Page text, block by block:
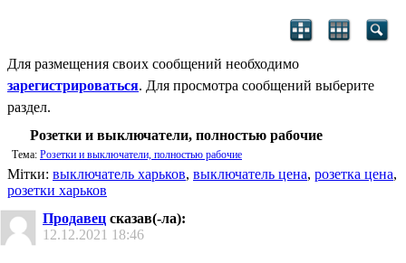
Для размещения своих сообщений необходимо
зарегистрироваться. Для просмотра сообщений выберите
раздел.
Розетки и выключатели, полностью рабочие
Тема: Розетки и выключатели, полностью рабочие
Мітки: выключатель харьков, выключатель цена, розетка цена,
розетки харьков
Продавец сказав(-ла):
12.12.2021 18:46